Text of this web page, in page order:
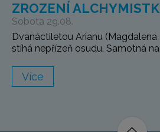
ZROZENÍ
Sobota 29.08.
Dvanáctiletou Arianu
stíhá nepřízeň osudu. Samotná
Více